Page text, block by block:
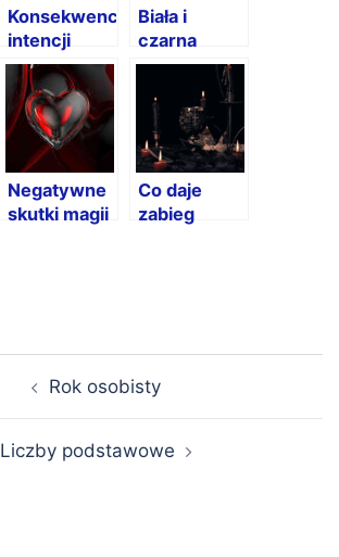
Konsekwencje
intencji
wykonania
czarnej
magii
Biała i
czarna
magia
miłosna
Negatywne
skutki magii
Co daje
zabieg
Rok osobisty
Liczby podstawowe